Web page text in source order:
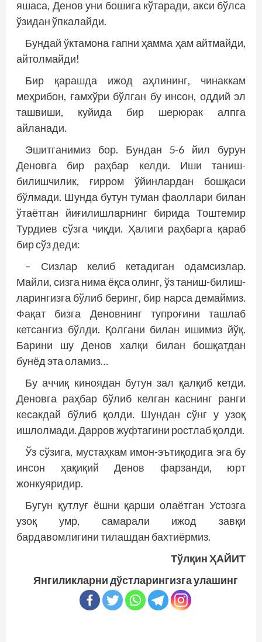
яшаса, Денов уни бошига кўтаради, акси бўлса
ўзидан ўпкалайди.
Бундай ўктамона гапни ҳамма ҳам айтмайди,
айтолмайди!
Бир қарашда ижод аҳлининг, чинаккам
меҳрибон, ғамхўри бўлган бу инсон, оддий эл
ташвиши, куйида бир шерюрак алпга
айланади.
Эшитганимиз бор. Бундан 5-6 йил бурун
Деновга бир раҳбар келди. Иши таниш-
билишчилик, ғирром ўйинлардан бошқаси
бўлмади. Шунда бутун туман фаоллари билан
ўтаётган йиғилишларнинг бирида Тоштемир
Турдиев сўзга чиқди. Ҳалиги раҳбарга қараб
бир сўз деди:
– Сизлар келиб кетадиган одамсизлар.
Майли, сизга нима ёқса олинг, ўз таниш-билиш­
ларингизга бўлиб беринг, бир нарса демаймиз.
Фақат бизга Деновнинг тупроғини ташлаб
кетсангиз бўлди. Қолгани билан ишимиз йўқ.
Барини шу Денов халқи билан бошқатдан
бунёд эта оламиз…
Бу аччиқ киноядан бутун зал қалқиб кетди.
Деновга раҳбар бўлиб келган каснинг ранги
кесакдай бўлиб қолди. Шундан сўнг у узоқ
ишлолмади. Дарров жуфтагини ростлаб қолди.
Ўз сўзига, мустаҳкам имон-эътиқодига эга бу
инсон ҳақиқий Денов фарзанди, юрт
жонкуяридир.
Бугун қутлуғ ёшни қарши олаётган Устозга
узоқ умр, самарали ижод завқи
бардавомлигини тилашдан бахтиёрмиз.
Тўлқин ҲАЙИТ
Янгиликларни дўстларингизга улашинг